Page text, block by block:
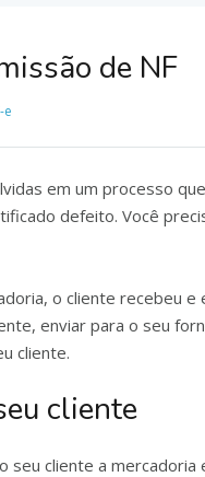
de NF
e
em um processo
defeito. Você
o cliente recebeu e
enviar para o seu
cliente.
cliente
cliente a mercadoria